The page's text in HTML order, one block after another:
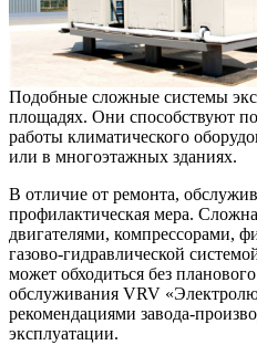
Подобные сложные системы
площадях. Они способствуют
работы климатического
или в многоэтажных зданиях.
В отличие от ремонта,
профилактическая мера.
двигателями, компрессорами,
газово-гидравлической
может обходиться без
обслуживания VRV
рекомендациями завода-
эксплуатации.